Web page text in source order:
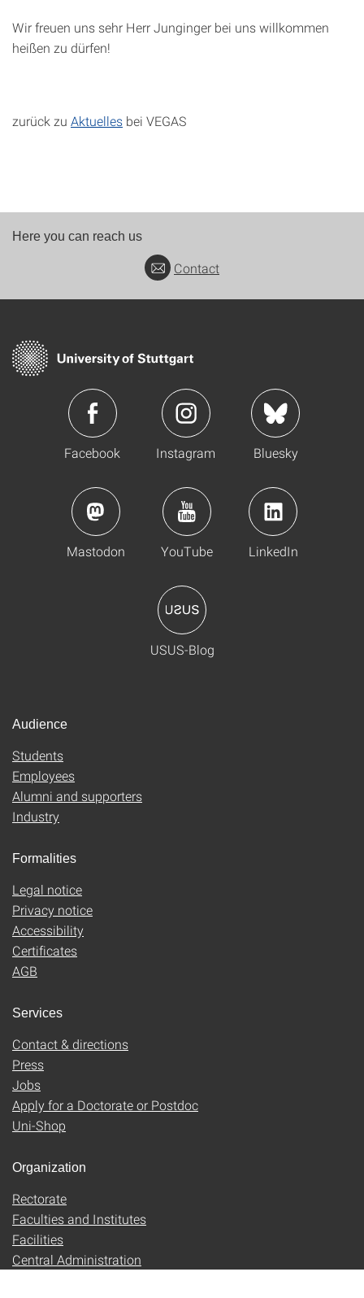
Wir freuen uns sehr Herr Junginger bei uns willkommen
heißen zu dürfen!
zurück zu Aktuelles bei VEGAS
Here you can reach us
Contact
Facebook Instagram Bluesky
Mastodon YouTube LinkedIn
USUS-Blog
Audience
Students
Employees
Alumni and supporters
Industry
Formalities
Legal notice
Privacy notice
Accessibility
Certificates
AGB
Services
Contact & directions
Press
Jobs
Apply for a Doctorate or Postdoc
Uni-Shop
Organization
Rectorate
Faculties and Institutes
Facilities
Central Administration